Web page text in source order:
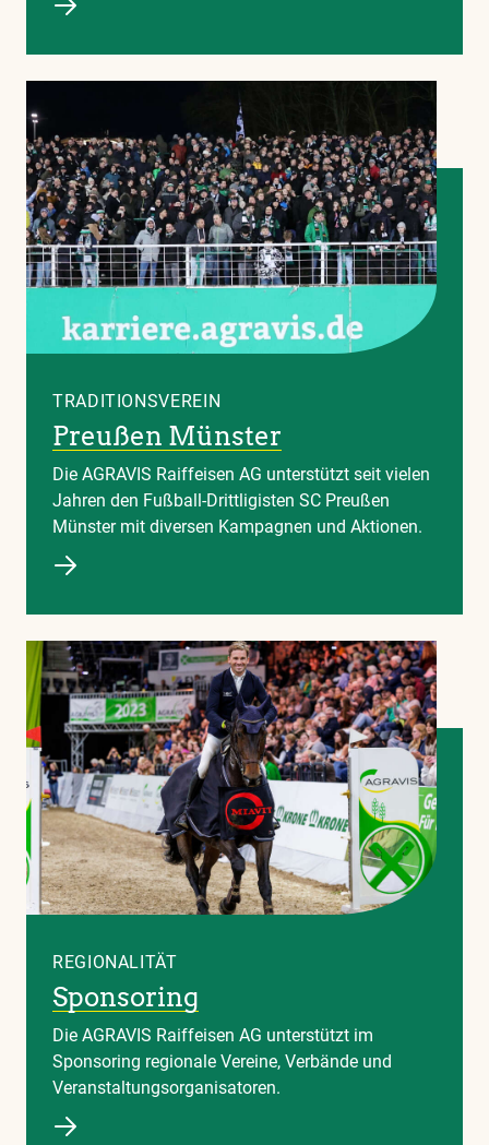
TRADITIONSVEREIN
Preußen Münster
Die AGRAVIS Raiffeisen AG unterstützt seit vielen
Jahren den Fußball-Drittligisten SC Preußen
Münster mit diversen Kampagnen und Aktionen.
REGIONALITÄT
Sponsoring
Die AGRAVIS Raiffeisen AG unterstützt im
Sponsoring regionale Vereine, Verbände und
Veranstaltungsorganisatoren.